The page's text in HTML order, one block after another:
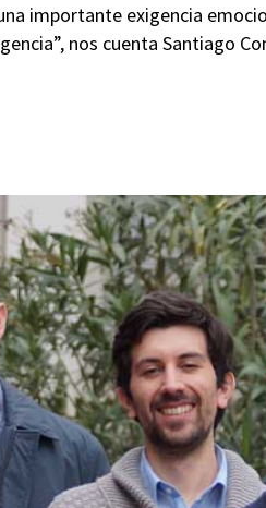
importante exigencia
nos cuenta Santiago